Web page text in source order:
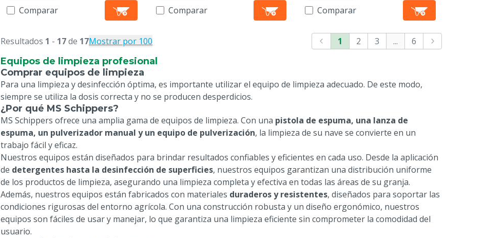
Comparar Comparar Comparar
Resultados 1 - 17de 17Mostrar por 100 1 2 3 ...
6
Equipos de limpieza profesional
Comprar equipos de limpieza
Para una limpieza y desinfección óptima, es importante utilizar el equipo de limpieza adecuado. De este modo,
siempre se utiliza la dosis correcta y no se producen desperdicios.
¿Por qué MS Schippers?
MS Schippers ofrece una amplia gama de equipos de limpieza. Con una pistola de espuma, una lanza de
espuma, un pulverizador manual y un equipo de pulverización, la limpieza de su nave se convierte en un
trabajo fácil y eficaz.
Nuestros equipos están diseñados para brindar resultados confiables y eficientes en cada uso. Desde la aplicación
de detergentes hasta la desinfección de superficies, nuestros equipos garantizan una distribución uniforme
de los productos de limpieza, asegurando una limpieza completa y efectiva en todas las áreas de su granja.
Además, nuestros equipos están fabricados con materiales duraderos y resistentes, diseñados para soportar las
condiciones rigurosas del entorno agrícola. Con una construcción robusta y un diseño ergonómico, nuestros
equipos son fáciles de usar y manejar, lo que garantiza una limpieza eficiente sin comprometer la comodidad del
usuario.